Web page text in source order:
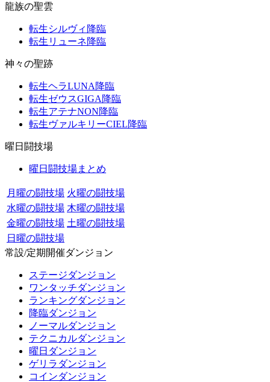
龍族の聖雲
転生シルヴィ降臨
転生リューネ降臨
神々の聖跡
転生ヘラLUNA降臨
転生ゼウスGIGA降臨
転生アテナNON降臨
転生ヴァルキリーCIEL降臨
曜日闘技場
曜日闘技場まとめ
月曜の闘技場 火曜の闘技場
水曜の闘技場 木曜の闘技場
金曜の闘技場 土曜の闘技場
日曜の闘技場
常設/定期開催ダンジョン
ステージダンジョン
ワンタッチダンジョン
ランキングダンジョン
降臨ダンジョン
ノーマルダンジョン
テクニカルダンジョン
曜日ダンジョン
ゲリラダンジョン
コインダンジョン